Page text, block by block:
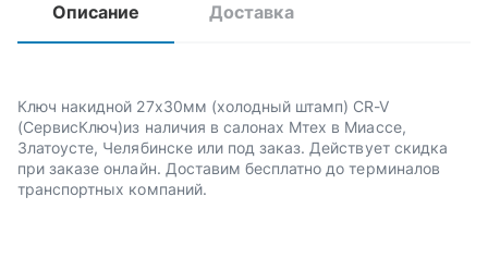
Описание Доставка
Ключ накидной 27х30мм (холодный штамп) CR-V
(СервисКлюч)из наличия в салонах Мтех в Миассе,
Златоусте, Челябинске или под заказ. Действует скидка
при заказе онлайн. Доставим бесплатно до терминалов
транспортных компаний.